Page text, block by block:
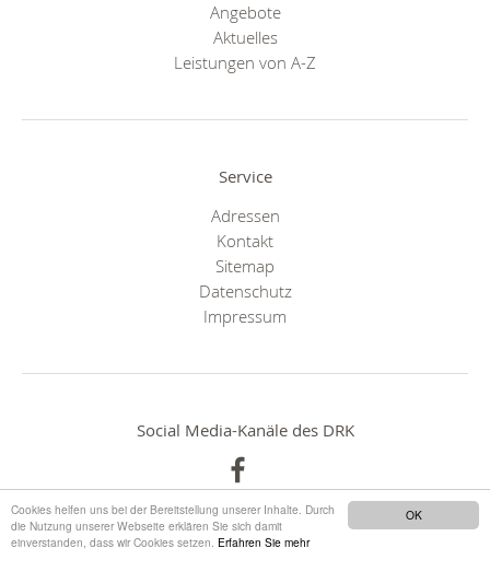
OK
Cookies helfen uns bei der Bereitstellung unserer Inhalte. Durch
die Nutzung unserer Webseite erklären Sie sich damit
einverstanden, dass wir Cookies setzen. Erfahren Sie mehr
Angebote
Aktuelles
Leistungen von A-Z
Service
Adressen
Kontakt
Sitemap
Datenschutz
Impressum
Social Media-Kanäle des DRK